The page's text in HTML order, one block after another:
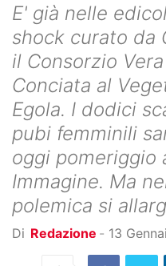
E' già nelle
shock curato da
il Consorzio
Conciata al
Egola. I dodici
pubi femminili
oggi pomeriggio
Immagine. Ma
polemica si
Di Redazione - 13